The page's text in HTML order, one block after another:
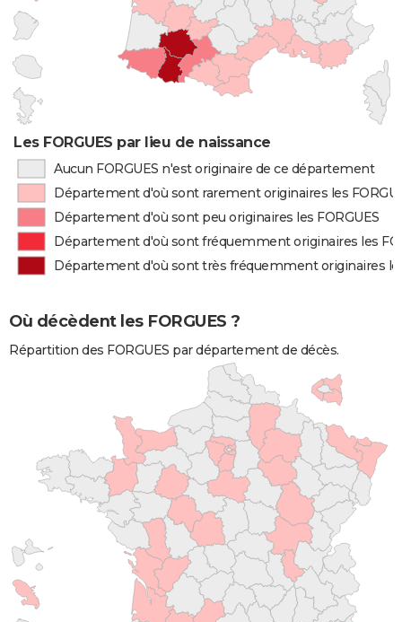
Les FORGUES par lieu de naissance
Aucun FORGUES n'est originaire de ce département
Département d'où sont rarement originaires les
Département d'où sont peu originaires les FORGUES
Département d'où sont fréquemment originaires les
Département d'où sont très fréquemment originaires
Où décèdent les FORGUES ?
Répartition des FORGUES par département de décès.